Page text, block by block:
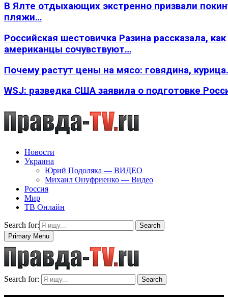
В Ялте отдыхающих экстренно призвали
пляжи…
Российская шестовичка Разина рассказала, как
американцы сочувствуют…
Почему растут цены на мясо: говядина,
WSJ: разведка США заявила о подготовке
Новости
Украина
Юрий Подоляка — ВИДЕО
Михаил Онуфриенко — Видео
Россия
Мир
ТВ Онлайн
Search for:
Search
Primary Menu
Search for: Search